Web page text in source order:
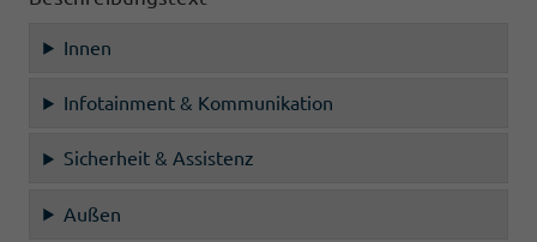
Innen
Infotainment & Kommunikation
Sicherheit & Assistenz
Außen